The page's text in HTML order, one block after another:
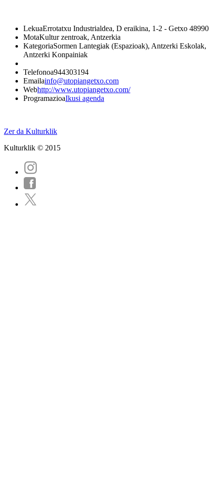
LekuaErrotatxu Industrialdea, D eraikina, 1-2 - Getxo 48990
MotaKultur zentroak, Antzerkia
KategoriaSormen Lantegiak (Espazioak), Antzerki Eskolak,
Antzerki Konpainiak
Telefonoa944303194
Emailainfo@utopiangetxo.com
Webhttp://www.utopiangetxo.com/
ProgramazioaIkusi agenda
Zer da Kulturklik
Kulturklik © 2015